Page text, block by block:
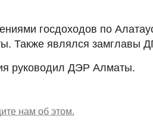
госдоходов по
Также являлся замглавы
руководил ДЭР Алматы.
нам об этом.